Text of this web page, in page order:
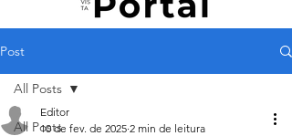
Post
All Posts
All Posts
Editor
10 de fev. de 2025 2 min de leitura